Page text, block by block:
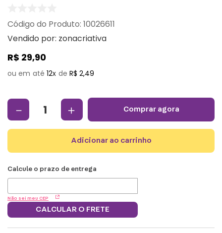
: 10026611
Vendido por: zonacriativa
R$ 29,90
12 R$ 2,49
＋
－ comprar agora
adicionar ao carrinho
Não sei meu CEP
CALCULAR O FRETE